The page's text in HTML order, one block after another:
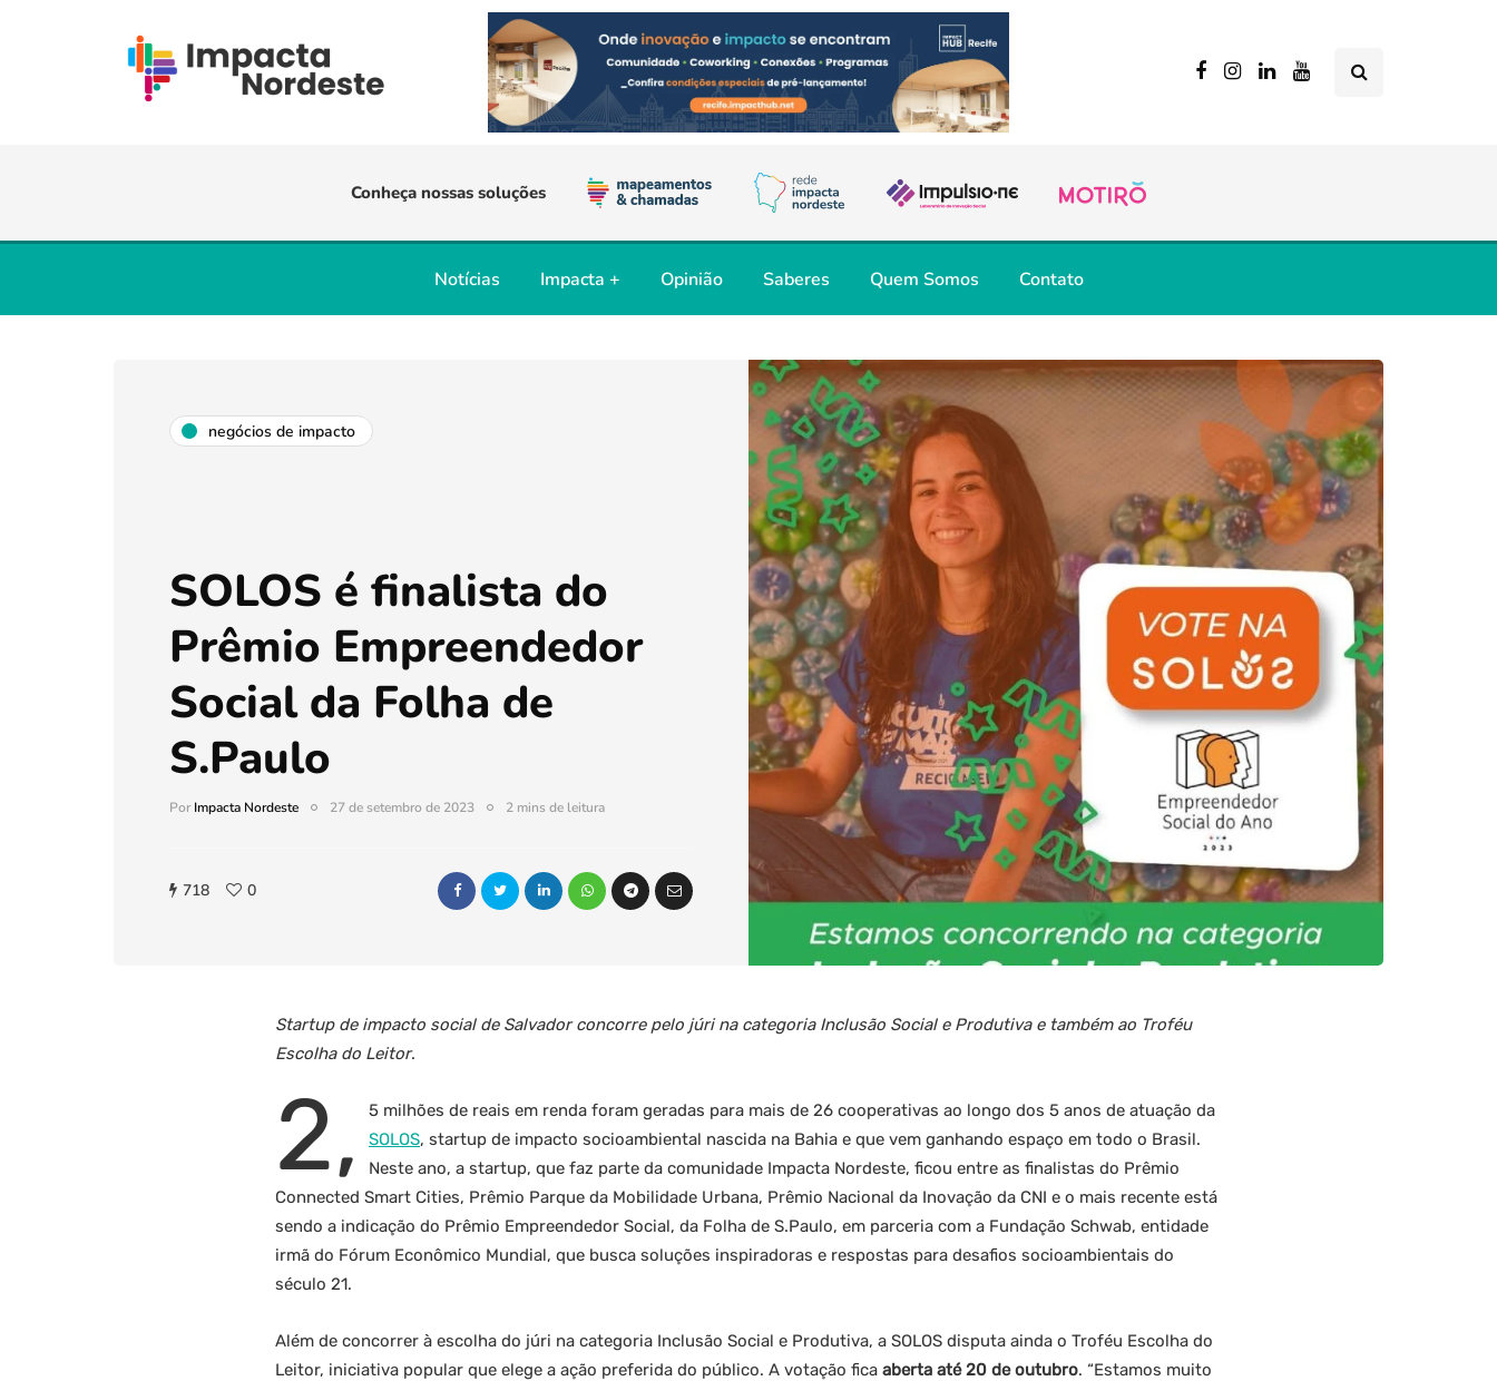
Conheça nossas soluções
Notícias Impacta + Opinião Saberes Quem Somos Contato
negócios de impacto
SOLOS é finalista do
Prêmio Empreendedor
Social da Folha de
S.Paulo
PorImpacta Nordeste 27 de setembro de 2023 2 mins de leitura
718 0
Startup de impacto social de Salvador concorre pelo júri na categoria Inclusão Social e Produtiva e também ao Troféu
Escolha do Leitor.
2,
5 milhões de reais em renda foram geradas para mais de 26 cooperativas ao longo dos 5 anos de atuação da
SOLOS, startup de impacto socioambiental nascida na Bahia e que vem ganhando espaço em todo o Brasil.
Neste ano, a startup, que faz parte da comunidade Impacta Nordeste, ficou entre as finalistas do Prêmio
Connected Smart Cities, Prêmio Parque da Mobilidade Urbana, Prêmio Nacional da Inovação da CNI e o mais recente está
sendo a indicação do Prêmio Empreendedor Social, da Folha de S.Paulo, em parceria com a Fundação Schwab, entidade
irmã do Fórum Econômico Mundial, que busca soluções inspiradoras e respostas para desafios socioambientais do
século 21.
Além de concorrer à escolha do júri na categoria Inclusão Social e Produtiva, a SOLOS disputa ainda o Troféu Escolha do
Leitor, iniciativa popular que elege a ação preferida do público. A votação fica aberta até 20 de outubro. “Estamos muito